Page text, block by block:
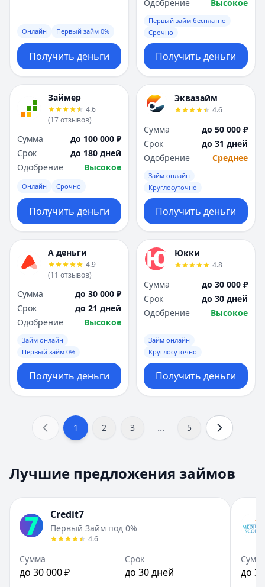
Онлайн Первый займ 0%
Получить деньги
Одобрение
Высокое
Первый займ бесплатно
Срочно
Получить деньги
Займер
4.6
(17отзывов)
Сумма
до 100 000 ₽
Срок
до 180 дней
Одобрение
Высокое
Онлайн Срочно
Получить деньги
Эквазайм
4.6
Сумма
до 50 000 ₽
Срок
до 31 дней
Одобрение
Среднее
Займ онлайн
Круглосуточно
Получить деньги
А деньги
4.9
(11 отзывов)
Сумма
до 30 000 ₽
Срок
до 21 дней
Одобрение
Высокое
Займ онлайн
Первый займ 0%
Получить деньги
Юкки
4.8
Сумма
до 30 000 ₽
Срок
до 30 дней
Одобрение
Высокое
Займ онлайн
Круглосуточно
Получить деньги
1 2 3 ... 5
Лучшие предложения займов
Credit7
Первый Займ под 0%
4.6
Сумма
до 30 000 ₽
Срок
до 30 дней до